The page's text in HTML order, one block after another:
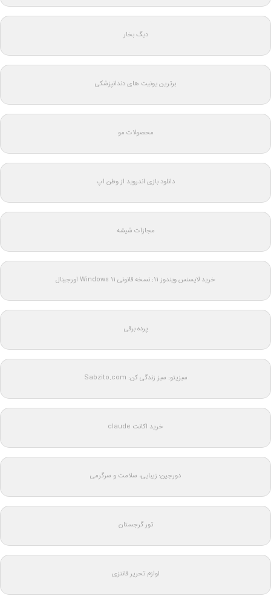
دیگ بخار
برترین یونیت های دندانپزشکی
محصولات مو
دانلود بازی اندروید از وطن اپ
مجازات شیشه
خرید لایسنس ویندوز 11: نسخه قانونی Windows 11 اورجینال
پرده برقی
سبزیتو: سبز زندگی کن: Sabzito.com
خرید اکانت claude
دورجین؛ زیبایی، سلامت و سرگرمی
تور گرجستان
لوازم تحریر فانتزی